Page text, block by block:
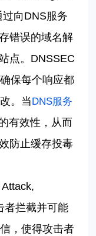
向DNS服务
错误的域名解
点。 DNSSEC
保每个响应都
。当 DNS服务
有效性，从而
防止缓存投毒
者拦截并可能
，使得攻击者